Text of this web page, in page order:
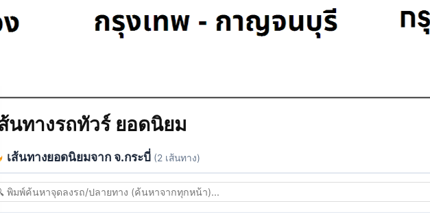
นทางรถทัวร์ ยอดนิยม
เส้นทางยอดนิยมจาก จ.กระบี่ (2 เส้นทาง)